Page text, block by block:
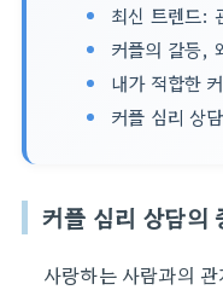
최신 트렌드:
커플의 갈등,
내가 적합한
커플 심리 상
커플 심리 상담의
사랑하는 사람과의